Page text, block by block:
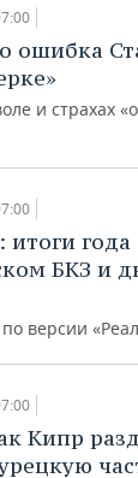
ошибка
и страхах
года
БКЗ и
версии
Кипр